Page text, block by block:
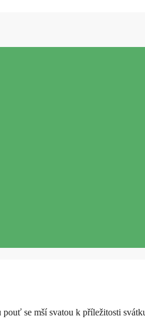
se mší svatou k příležitosti